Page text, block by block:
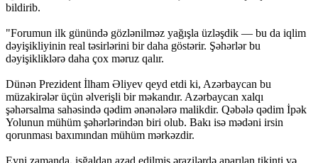
bildirib.
"Forumun ilk günündə gözlənilməz yağışla üzləşdik — bu da iqlim
dəyişikliyinin real təsirlərini bir daha göstərir. Şəhərlər bu
dəyişikliklərə daha çox məruz qalır.
Dünən Prezident İlham Əliyev qeyd etdi ki, Azərbaycan bu
müzakirələr üçün əlverişli bir məkandır. Azərbaycan xalqı
şəhərsalma sahəsində qədim ənənələrə malikdir. Qəbələ qədim İpək
Yolunun mühüm şəhərlərindən biri olub. Bakı isə mədəni irsin
qorunması baxımından mühüm mərkəzdir.
Eyni zamanda, işğaldan azad edilmiş ərazilərdə aparılan tikinti və